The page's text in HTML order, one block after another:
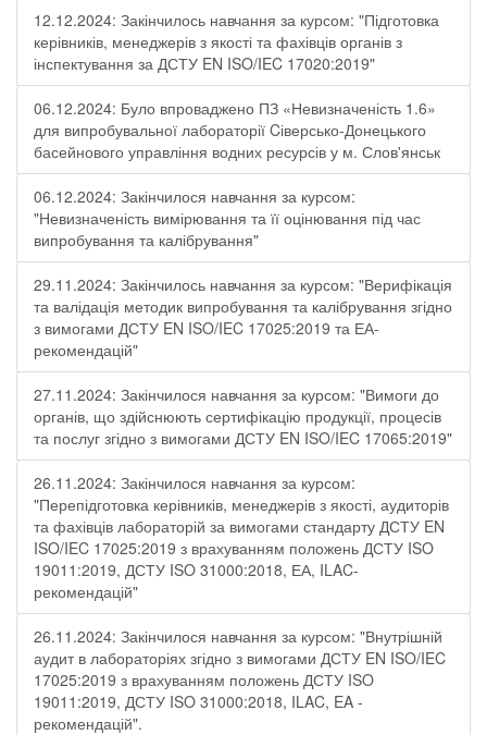
12.12.2024: Закінчилось навчання за курсом: "Підготовка
керівників, менеджерів з якості та фахівців органів з
інспектування за ДСТУ EN ISO/IEC 17020:2019"
06.12.2024: Було впроваджено ПЗ «Невизначеність 1.6»
для випробувальної лабораторії Cіверсько-Донецького
басейнового управління водних ресурсів у м. Слов'янськ
06.12.2024: Закінчилося навчання за курсом:
"Невизначеність вимірювання та її оцінювання під час
випробування та калібрування"
29.11.2024: Закінчилось навчання за курсом: "Верифікація
та валідація методик випробування та калібрування згідно
з вимогами ДСТУ EN ISO/IEC 17025:2019 та ЕА-
рекомендацій"
27.11.2024: Закінчилося навчання за курсом: "Вимоги до
органів, що здійснюють сертифікацію продукції, процесів
та послуг згідно з вимогами ДСТУ EN ISO/IEC 17065:2019"
26.11.2024: Закінчилося навчання за курсом:
"Перепідготовка керівників, менеджерів з якості, аудиторів
та фахівців лабораторій за вимогами стандарту ДСТУ EN
ISO/IEC 17025:2019 з врахуванням положень ДСТУ ISO
19011:2019, ДСТУ ISO 31000:2018, ЕА, ILAC-
рекомендацій"
26.11.2024: Закінчилося навчання за курсом: "Внутрішній
аудит в лабораторіях згідно з вимогами ДСТУ EN ISO/IEC
17025:2019 з врахуванням положень ДСТУ ISO
19011:2019, ДСТУ ISO 31000:2018, ILAC, EA -
рекомендацій".